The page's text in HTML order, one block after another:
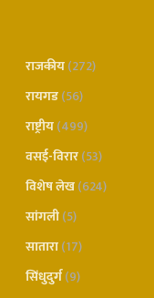
राजकीय(272)
रायगड(56)
राष्ट्रीय(499)
वसई-विरार(53)
विशेष लेख(624)
सांगली(5)
सातारा(17)
सिंधुदुर्ग(9)